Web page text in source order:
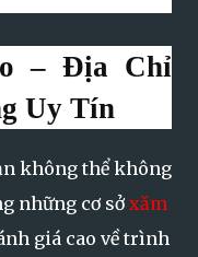
– Địa Chỉ
Uy Tín
không thể không
những cơ sở xăm
giá cao về trình